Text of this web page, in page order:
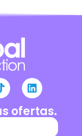
ofertas.